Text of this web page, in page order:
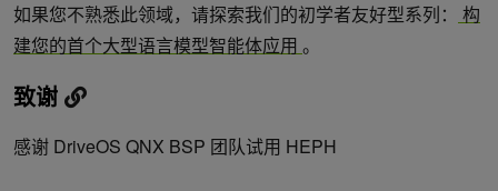
如果您不熟悉此领域，请探索我们的初学者友好型系列：
构
建您的首个大型语言模型智能体应用 。
致谢
感谢 DriveOS QNX BSP 团队试用 HEPH